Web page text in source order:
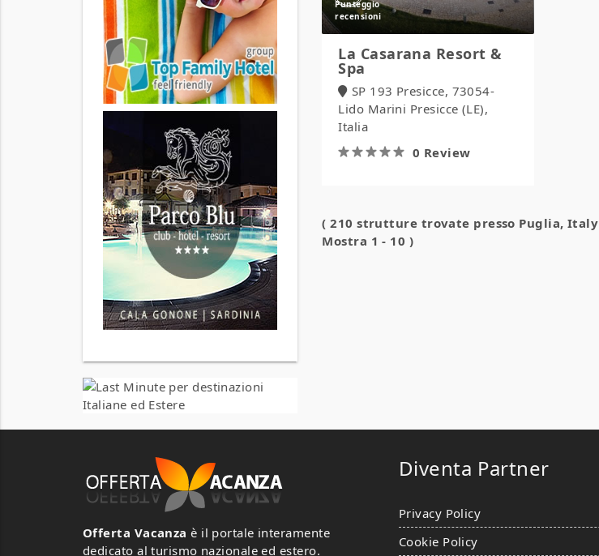
La Casarana Resort &
Spa
SP 193 Presicce, 73054-
Lido Marini Presicce (LE),
Italia
0 Review
( 210 strutture trovate presso Puglia, Italy
Mostra 1 - 10 )
Offerta Vacanza è il portale interamente
dedicato al turismo nazionale ed estero.
Diventa Partner
Privacy Policy
Cookie Policy